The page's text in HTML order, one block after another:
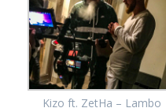
Kizo ft. ZetHa – Lambo